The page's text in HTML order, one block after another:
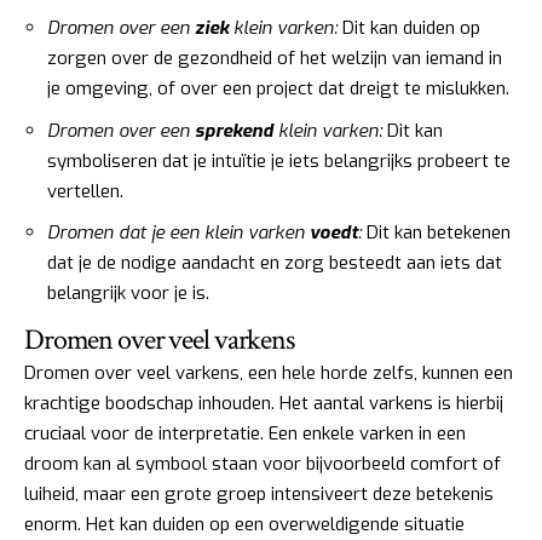
Dromen over een ziekklein varken:Dit kan duiden op
zorgen over de gezondheid of het welzijn van iemand in
je omgeving, of over een project dat dreigt te mislukken.
Dromen over een sprekendklein varken:Dit kan
symboliseren dat je intuïtie je iets belangrijks probeert te
vertellen.
Dromen dat je een klein varken voedt:Dit kan betekenen
dat je de nodige aandacht en zorg besteedt aan iets dat
belangrijk voor je is.
Dromen over veel varkens
Dromen over veel varkens, een hele horde zelfs, kunnen een
krachtige boodschap inhouden. Het aantal varkens is hierbij
cruciaal voor de interpretatie. Een enkele varken in een
droom kan al symbool staan voor bijvoorbeeld comfort of
luiheid, maar een grote groep intensiveert deze betekenis
enorm. Het kan duiden op een overweldigende situatie